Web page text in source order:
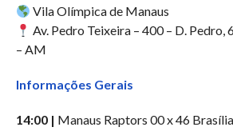
Vila Olímpica de Manaus
Av. Pedro Teixeira – 400 – D. Pedro,
– AM
Informações Gerais
14:00 | Manaus Raptors 00 x 46